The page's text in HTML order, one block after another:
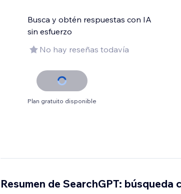
Busca y obtén respuestas con IA
sin esfuerzo
No hay reseñas todavía
Plan gratuito disponible
Resumen de SearchGPT: búsqueda